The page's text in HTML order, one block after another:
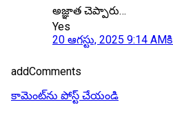
అజ్ఞాత చెప్పారు…
Yes
20 ఆగస్టు, 2025 9:14 AMకి
addComments
కామెంట్‌ను పోస్ట్ చేయండి